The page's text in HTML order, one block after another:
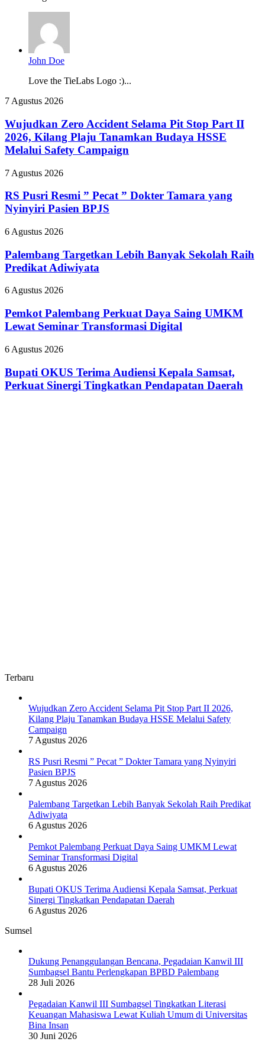
John Doe
Love the TieLabs Logo :)...
Wujudkan
Accident
Selama
Pit
Stop
II
Kilang
Plaju
Tanamkan
Budaya
HSSE
Melalui
Safety
Campaign
7 Agustus 2026
Wujudkan Zero Accident Selama Pit Stop Part II
2026, Kilang Plaju Tanamkan Budaya HSSE
Melalui Safety Campaign
RS
Resmi
”
Pecat
Dokter
yang
Nyinyiri
BPJS
7 Agustus 2026
RS Pusri Resmi ” Pecat ” Dokter Tamara yang
Nyinyiri Pasien BPJS
Palembang
Lebih
Banyak
Sekolah
Predikat
6 Agustus 2026
Palembang Targetkan Lebih Banyak Sekolah Raih
Predikat Adiwiyata
Pemkot
Perkuat
Daya
Saing
Lewat
Transformasi
Digital
6 Agustus 2026
Pemkot Palembang Perkuat Daya Saing UMKM
Lewat Seminar Transformasi Digital
Bupati
Terima
Audiensi
Kepala
6 Agustus 2026
Bupati OKUS Terima Audiensi Kepala Samsat,
Perkuat Sinergi Tingkatkan Pendapatan Daerah
Terbaru
Wujudkan Zero Accident Selama Pit Stop Part II 2026,
Kilang Plaju Tanamkan Budaya HSSE Melalui Safety
Campaign
7 Agustus 2026
RS Pusri Resmi ” Pecat ” Dokter Tamara yang Nyinyiri
Pasien BPJS
7 Agustus 2026
Palembang Targetkan Lebih Banyak Sekolah Raih Predikat
Adiwiyata
6 Agustus 2026
Pemkot Palembang Perkuat Daya Saing UMKM Lewat
Seminar Transformasi Digital
6 Agustus 2026
Bupati OKUS Terima Audiensi Kepala Samsat, Perkuat
Sinergi Tingkatkan Pendapatan Daerah
6 Agustus 2026
Sumsel
Dukung Penanggulangan Bencana, Pegadaian Kanwil III
Sumbagsel Bantu Perlengkapan BPBD Palembang
28 Juli 2026
Pegadaian Kanwil III Sumbagsel Tingkatkan Literasi
Keuangan Mahasiswa Lewat Kuliah Umum di Universitas
Bina Insan
30 Juni 2026